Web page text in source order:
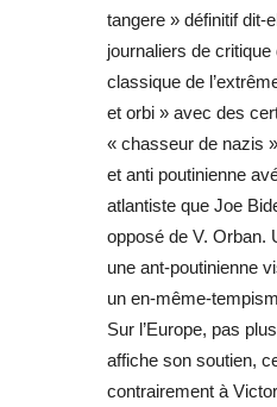
tangere » définitif
journaliers de
classique de
et orbi » avec des
« chasseur de nazis
et anti poutinienne
atlantiste que Joe
opposé de V. Orban.
une ant-poutinienne
un en-même-
Sur l’Europe, pas
affiche son soutien,
contrairement à